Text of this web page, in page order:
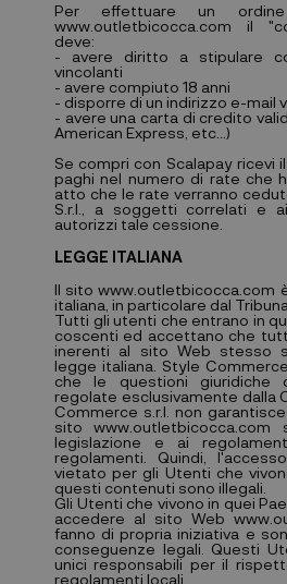
Per effettuare un
www.outletbicocca.com il
deve:
- avere diritto a stipulare
vincolanti
- avere compiuto 18 anni
- disporre di un indirizzo e-mail
- avere una carta di credito
American Express, etc...)
Se compri con Scalapay ricevi
paghi nel numero di rate che
atto che le rate verranno
S.r.l., a soggetti correlati e
autorizzi tale cessione.
LEGGE ITALIANA
Il sito www.outletbicocca.com
italiana, in particolare dal
Tutti gli utenti che entrano in
coscenti ed accettano che
inerenti al sito Web stesso
legge italiana. Style
che le questioni giuridiche
regolate esclusivamente dalla
Commerce s.r.l. non
sito www.outletbicocca.com
legislazione e ai
regolamenti. Quindi,
vietato per gli Utenti che
questi contenuti sono illegali.
Gli Utenti che vivono in quei
accedere al sito Web
fanno di propria iniziativa e
conseguenze legali. Questi
unici responsabili per il
regolamenti locali.